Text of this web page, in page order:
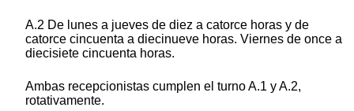
A.2 De lunes a jueves de diez a catorce horas y de
catorce cincuenta a diecinueve horas. Viernes de once a
diecisiete cincuenta horas.
Ambas recepcionistas cumplen el turno A.1 y A.2,
rotativamente.